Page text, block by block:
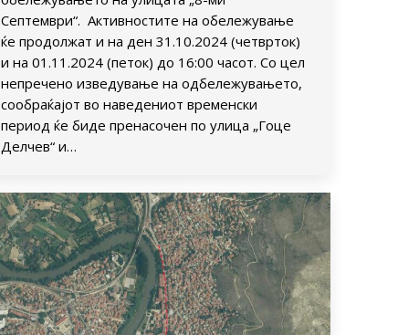
Септември“. Активностите на обележување
ќе продолжат и на ден 31.10.2024 (четврток)
и на 01.11.2024 (петок) до 16:00 часот. Со цел
непречено изведување на одбележувањето,
сообраќајот во наведениот временски
период ќе биде пренасочен по улица „Гоце
Делчев“ и…